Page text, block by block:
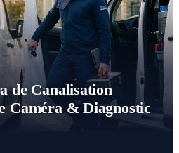
de Canalisation
Caméra & Diagnostic